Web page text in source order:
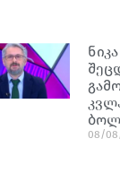
08/